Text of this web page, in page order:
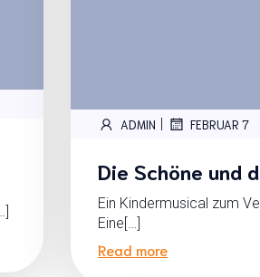
ADMIN | FEBRUAR 7
Die Schöne und
Ein Kindermusical zum
Eine[…]
Read more